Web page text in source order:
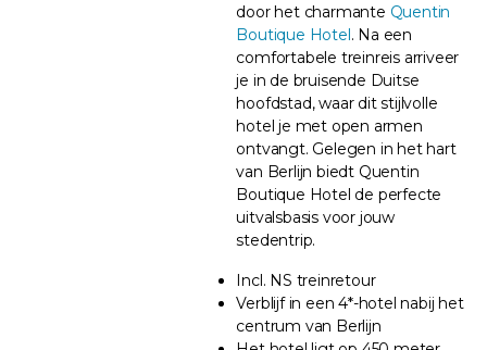
door het charmante Quentin
Boutique Hotel. Na een
comfortabele treinreis arriveer
je in de bruisende Duitse
hoofdstad, waar dit stijlvolle
hotel je met open armen
ontvangt. Gelegen in het hart
van Berlijn biedt Quentin
Boutique Hotel de perfecte
uitvalsbasis voor jouw
stedentrip.
Incl. NS treinretour
Verblijf in een 4*-hotel nabij het
centrum van Berlijn